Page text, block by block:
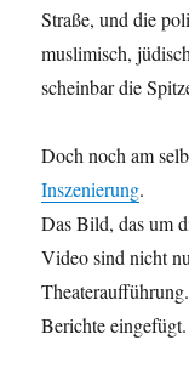
Straße, und die
muslimisch,
scheinbar die
Doch noch am
Inszenierung.
Das Bild, das um
Video sind nicht
Berichte